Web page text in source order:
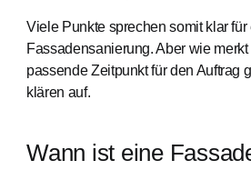
Viele Punkte sprechen somit klar für
Fassadensanierung. Aber wie merkt
passende Zeitpunkt für den Auftrag
klären auf.
Wann ist eine